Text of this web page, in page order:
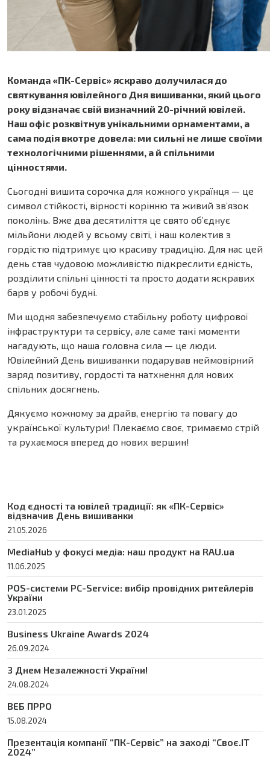
Команда «ПК-Сервіс» яскраво долучилася до
святкування ювілейного Дня вишиванки, який цього
року відзначає свій визначний 20-річний ювілей.
Наш офіс розквітнув унікальними орнаментами, а
сама подія вкотре довела: ми сильні не лише своїми
технологічними рішеннями, а й спільними
цінностями.
Сьогодні вишита сорочка для кожного українця — це
символ стійкості, вірності корінню та живий зв’язок
поколінь. Вже два десятиліття це свято об’єднує
мільйони людей у всьому світі, і наш колектив з
гордістю підтримує цю красиву традицію. Для нас цей
день став чудовою можливістю підкреслити єдність,
розділити спільні цінності та просто додати яскравих
барв у робочі будні.
Ми щодня забезпечуємо стабільну роботу цифрової
інфраструктури та сервісу, але саме такі моменти
нагадують, що наша головна сила — це люди.
Ювілейний День вишиванки подарував неймовірний
заряд позитиву, гордості та натхнення для нових
спільних досягнень.
Дякуємо кожному за драйв, енергію та повагу до
української культури! Плекаємо своє, тримаємо стрій
та рухаємося вперед до нових вершин!
Код єдності та ювілей традиції: як «ПК-Сервіс»
відзначив День вишиванки
21.05.2026
MediaHub у фокусі медіа: наш продукт на RAU.ua
11.06.2025
POS-системи PC-Service: вибір провідних ритейлерів
України
23.01.2025
Business Ukraine Awards 2024
26.09.2024
З Днем Незалежності України!
24.08.2024
ВЕБ ПРРО
15.08.2024
Презентація компанії “ПК-Сервіс” на заході “Своє.ІТ
2024”